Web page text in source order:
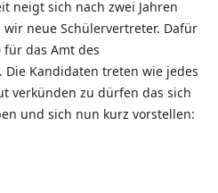
neigt sich nach zwei Jahren
neue Schülervertreter. Dafür
für das Amt des
Kandidaten treten wie jedes
verkünden zu dürfen das sich
und sich nun kurz vorstellen: